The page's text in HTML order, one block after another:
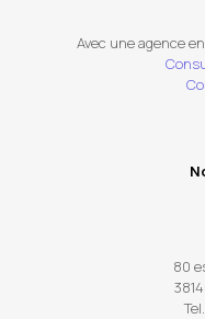
Avec une agence
80